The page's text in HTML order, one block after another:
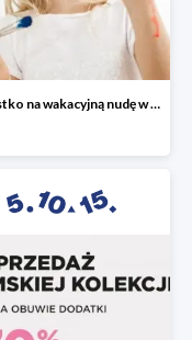
Wszystko na wakacyjną nudę w 5.10.15 - gry i zabawki do -50%